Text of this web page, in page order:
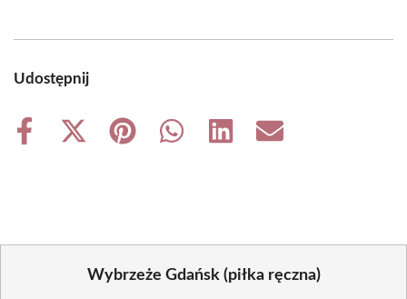
Udostępnij
Share
Share
Share
Share
Share
Share
Wybrzeże Gdańsk (piłka ręczna)